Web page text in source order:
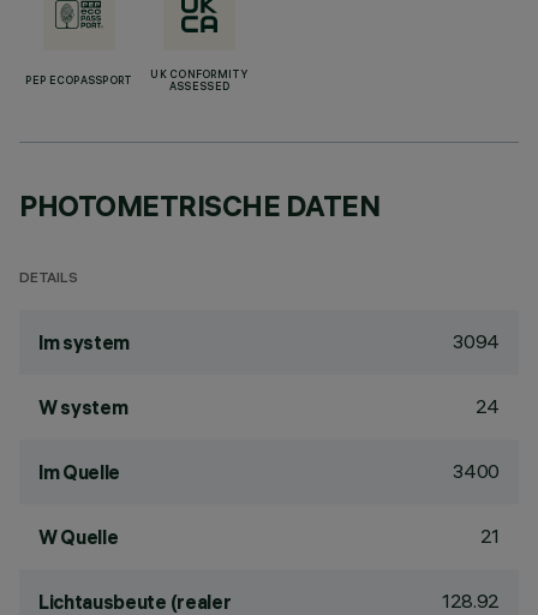
PEP ECOPASSPORT
UK CONFORMITY
ASSESSED
PHOTOMETRISCHE DATEN
DETAILS
lm system 3094
W system 24
lm Quelle 3400
W Quelle 21
Lichtausbeute (realer
128.92